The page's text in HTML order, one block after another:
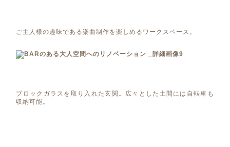
ご主人様の趣味である楽曲制作を楽しめるワークスペース。
ブロックガラスを取り入れた玄関。広々とした土間には自転車も
収納可能。